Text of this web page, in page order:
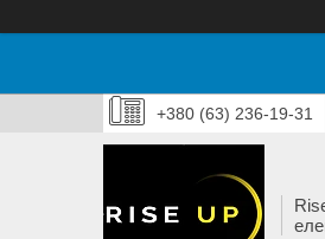
+380 (63) 236-19-31